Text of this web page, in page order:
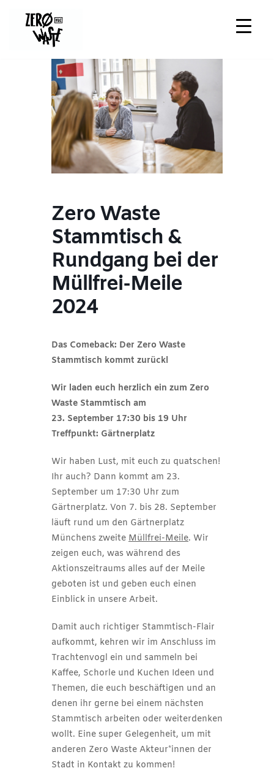
Zero Waste
Stammtisch &
Rundgang bei der
Müllfrei-Meile
2024
Das Comeback: Der Zero Waste
Stammtisch kommt zurück!
Wir laden euch herzlich ein zum Zero
Waste Stammtisch am
23. September 17:30 bis 19 Uhr
Treffpunkt: Gärtnerplatz
Wir haben Lust, mit euch zu quatschen!
Ihr auch? Dann kommt am 23.
September um 17:30 Uhr zum
Gärtnerplatz. Von 7. bis 28. September
läuft rund um den Gärtnerplatz
Münchens zweite Müllfrei-Meile. Wir
zeigen euch, was während des
Aktionszeitraums alles auf der Meile
geboten ist und geben euch einen
Einblick in unsere Arbeit.
Damit auch richtiger Stammtisch-Flair
aufkommt, kehren wir im Anschluss im
Trachtenvogl ein und sammeln bei
Kaffee, Schorle und Kuchen Ideen und
Themen, die euch beschäftigen und an
denen ihr gerne bei einem nächsten
Stammtisch arbeiten oder weiterdenken
wollt. Eine super Gelegenheit, um mit
anderen Zero Waste Akteur*innen der
Stadt in Kontakt zu kommen!